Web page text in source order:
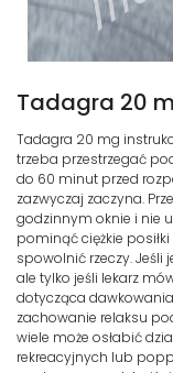
Tadagra 20
Tadagra 20 mg
trzeba przestrzegać
do 60 minut przed
zazwyczaj zaczyna.
godzinnym oknie i nie
pominąć ciężkie
spowolnić rzeczy. Jeśli
ale tylko jeśli lekarz
dotycząca
zachowanie relaksu
wiele może osłabić
rekreacyjnych lub